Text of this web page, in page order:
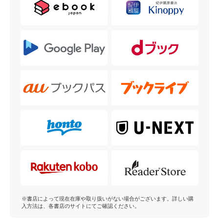
※書店によって現在在庫や取り扱いがない場合がございます。詳しい購
入方法は、各書店のサイトにてご確認ください。